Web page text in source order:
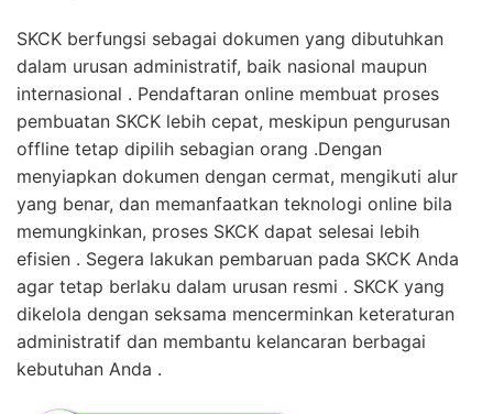
SKCK berfungsi sebagai dokumen yang dibutuhkan
dalam urusan administratif, baik nasional maupun
internasional . Pendaftaran online membuat proses
pembuatan SKCK lebih cepat, meskipun pengurusan
offline tetap dipilih sebagian orang .Dengan
menyiapkan dokumen dengan cermat, mengikuti alur
yang benar, dan memanfaatkan teknologi online bila
memungkinkan, proses SKCK dapat selesai lebih
efisien . Segera lakukan pembaruan pada SKCK Anda
agar tetap berlaku dalam urusan resmi . SKCK yang
dikelola dengan seksama mencerminkan keteraturan
administratif dan membantu kelancaran berbagai
kebutuhan Anda .